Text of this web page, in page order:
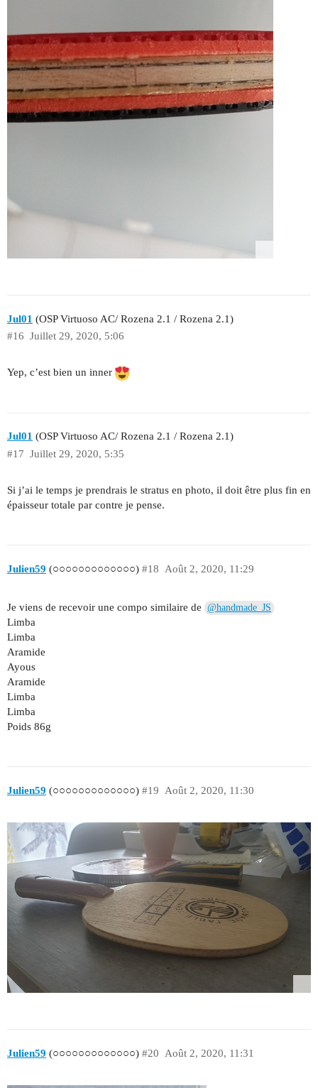
Jul01 (OSP Virtuoso AC/ Rozena 2.1 / Rozena 2.1)
Juillet 29, 2020, 5:06
#16
Yep, c’est bien un inner
Jul01 (OSP Virtuoso AC/ Rozena 2.1 / Rozena 2.1)
Juillet 29, 2020, 5:35
#17
Si j’ai le temps je prendrais le stratus en photo, il doit être plus fin en
épaisseur totale par contre je pense.
Julien59 (○○○○○○○○○○○○○) Août 2, 2020, 11:29
#18
Je viens de recevoir une compo similaire de @handmade_JS
Limba
Limba
Aramide
Ayous
Aramide
Limba
Limba
Poids 86g
Julien59 (○○○○○○○○○○○○○) Août 2, 2020, 11:30
#19
Julien59 (○○○○○○○○○○○○○) Août 2, 2020, 11:31
#20